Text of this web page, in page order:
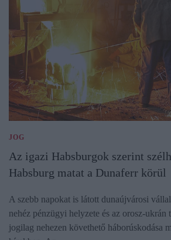
JOG
Az igazi Habsburgok szerint
Habsburg matat a Dunaferr körül
A szebb napokat is látott dunaújvárosi
nehéz pénzügyi helyzete és az orosz-ukrán
jogilag nehezen követhető háborúskodása